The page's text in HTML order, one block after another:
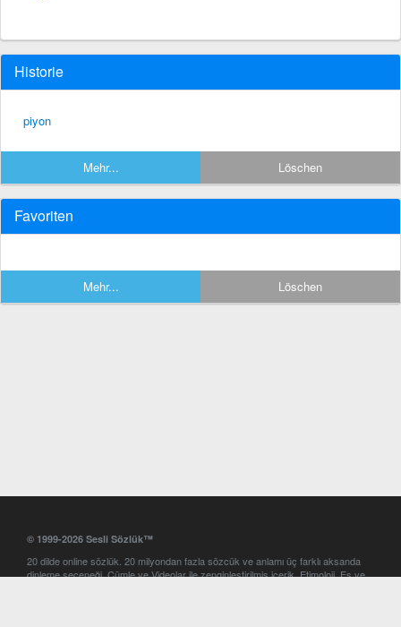
Historie
piyon
Mehr... Löschen
Favoriten
Mehr... Löschen
© 1999-2026 Sesli Sözlük™
20 dilde online sözlük. 20 milyondan fazla sözcük ve anlamı üç farklı aksanda
dinleme seçeneği. Cümle ve Videolar ile zenginleştirilmiş içerik. Etimoloji, Eş ve